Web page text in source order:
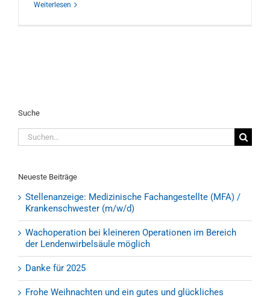
Weiterlesen
Suche
Suche
nach:
Neueste Beiträge
Stellenanzeige: Medizinische Fachangestellte (MFA) /
Krankenschwester (m/w/d)
Wachoperation bei kleineren Operationen im Bereich
der Lendenwirbelsäule möglich
Danke für 2025
Frohe Weihnachten und ein gutes und glückliches